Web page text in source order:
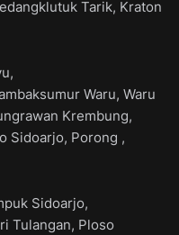
Tarik, Kraton
Waru, Waru
Krembung,
Sidoarjo, Porong ,
Sidoarjo,
Tulangan, Ploso